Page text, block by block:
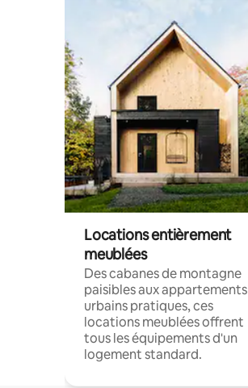
Locations entièrement
meublées
Des cabanes de montagne
paisibles aux appartements
urbains pratiques, ces
locations meublées offrent
tous les équipements d'un
logement standard.